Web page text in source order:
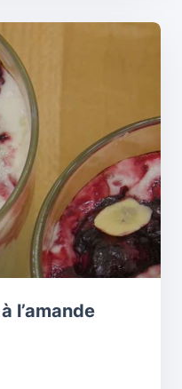
l’amande